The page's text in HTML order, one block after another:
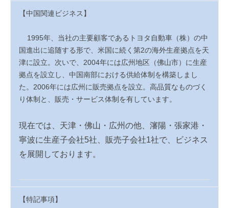
【中国関連ビジネス】
1995年、当社の主要顧客であるトヨタ自動車（株）の中
国進出に追随する形で、米国に続く第2の海外生産拠点を天
津に設立。次いで、2004年には広州地区（佛山市）に生産
拠点を設立し、中国南部における供給体制を構築しまし
た。2006年には広州に販売拠点を設立。高品質なものづく
り体制と、販売・サービス体制を有しています。
現在では、天津・佛山・広州の他、瀋陽・張家港・
寧波に生産子会社5社、販売子会社1社で、ビジネス
を展開しております。
【特記事項】